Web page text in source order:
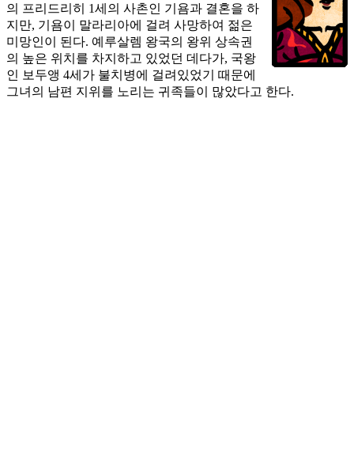
의 프리드리히 1세의 사촌인 기욤과 결혼을 하
지만, 기욤이 말라리아에 걸려 사망하여 젊은
미망인이 된다. 예루살렘 왕국의 왕위 상속권
의 높은 위치를 차지하고 있었던 데다가, 국왕
인 보두앵 4세가 불치병에 걸려있었기 때문에
그녀의 남편 지위를 노리는 귀족들이 많았다고 한다.